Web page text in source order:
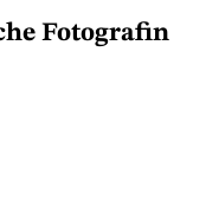
Fotografin